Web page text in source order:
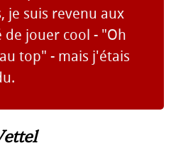
je suis revenu aux
de jouer cool - "Oh
top" - mais j'étais